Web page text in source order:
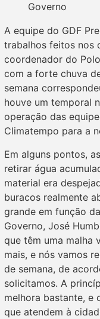
Governo
A equipe do GDF
trabalhos feitos nos
coordenador do
com a forte chuva
semana
houve um temporal
operação das
Climatempo para a
Em alguns pontos,
retirar água
material era
buracos realmente
grande em função
Governo, José
que têm uma malha
mais, e nós vamos
de semana, de
solicitamos. A
melhora bastante, e
que atendem à